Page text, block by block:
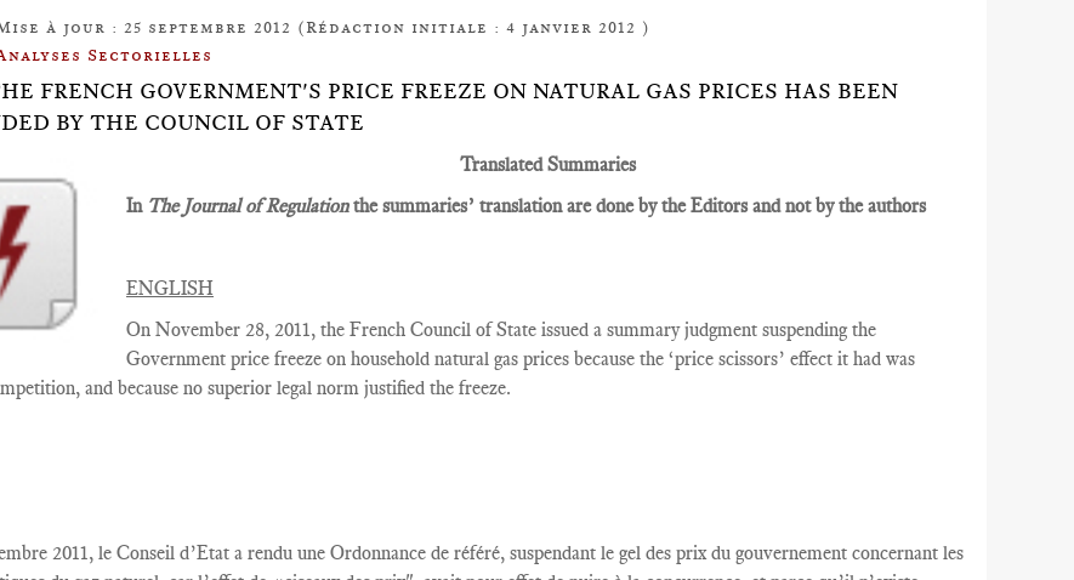
à jour : 25 septembre 2012 (Rédaction initiale : 4 janvier 2012 )
Sectorielles
FRENCH GOVERNMENT'S PRICE FREEZE ON NATURAL GAS PRICES HAS BEEN
BY THE COUNCIL OF STATE
Translated Summaries
In The Journal of Regulationthe summaries’ translation are done by the Editors and not by the authors
ENGLISH
On November 28, 2011, the French Council of State issued a summary judgment suspending the
Government price freeze on household natural gas prices because the ‘price scissors’ effect it had was
and because no superior legal norm justified the freeze.
2011, le Conseil d’Etat a rendu une Ordonnance de référé, suspendant le gel des prix du gouvernement concernant les